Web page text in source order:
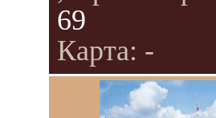
69
Карта: -